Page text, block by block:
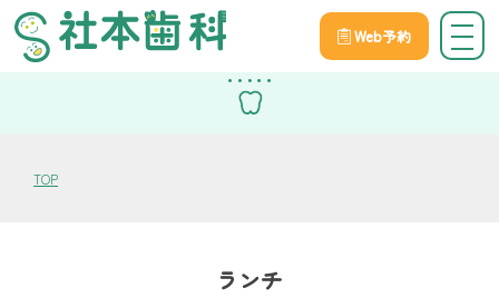
Web予約
スタッフブログ
TOP
ランチ